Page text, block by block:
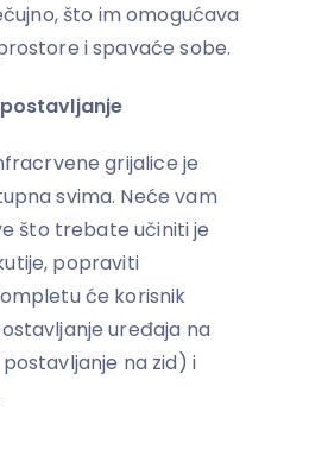
što im omogućava
i spavaće sobe.
grijalice je
svima. Neće vam
što trebate učiniti je
popraviti
će korisnik
uređaja na
na zid) i